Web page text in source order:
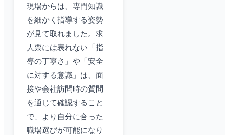
現場からは、専門知識
を細かく指導する姿勢
が見て取れました。求
人票には表れない「指
導の丁寧さ」や「安全
に対する意識」は、面
接や会社訪問時の質問
を通じて確認すること
で、より自分に合った
職場選びが可能になり